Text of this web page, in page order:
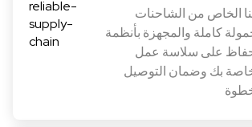
الخاص من الشاحنات
كاملة والمجهزة بأنظمة
على سلاسة عمل
بك وضمان التوصيل